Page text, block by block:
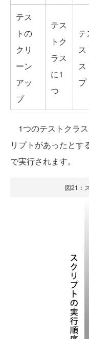
テス
トの
クリ
ーン
アッ
プ
テス
トク
ラス
に1
つ
テ
ス
ス
プ
1つのテストクラ
リプトがあったとす
で実行されます。
図21：